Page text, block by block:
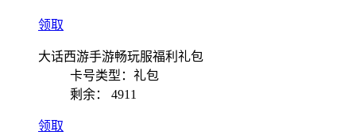
领取
大话西游手游畅玩服福利礼包
卡号类型：礼包
剩余：
4911
领取